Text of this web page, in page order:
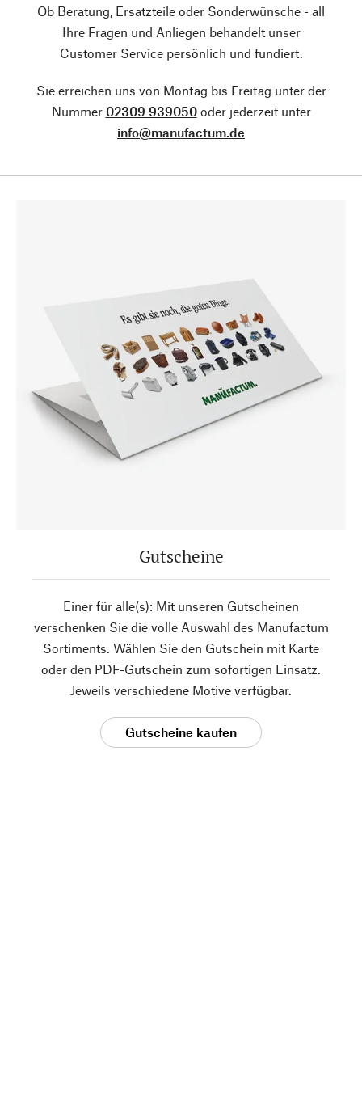
Ob Beratung, Ersatzteile oder Sonderwünsche - all
Ihre Fragen und Anliegen behandelt unser
Customer Service persönlich und fundiert.
Sie erreichen uns von Montag bis Freitag unter der
Nummer 02309 939050oder jederzeit unter
info@manufactum.de
Gutscheine
Einer für alle(s): Mit unseren Gutscheinen
verschenken Sie die volle Auswahl des Manufactum
Sortiments. Wählen Sie den Gutschein mit Karte
oder den PDF-Gutschein zum sofortigen Einsatz.
Jeweils verschiedene Motive verfügbar.
Gutscheine kaufen